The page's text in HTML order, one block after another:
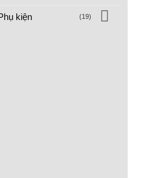
kiện (19)